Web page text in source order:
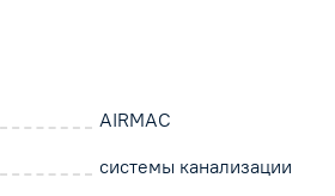
AIRMAC
системы канализации